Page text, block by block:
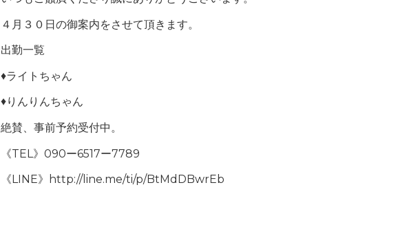
４月３０日の御案内をさせて頂きます。
出勤一覧
♦️ライトちゃん
♦️りんりんちゃん
絶賛、事前予約受付中。
《TEL》090ー6517ー7789
《LINE》http://line.me/ti/p/BtMdDBwrEb